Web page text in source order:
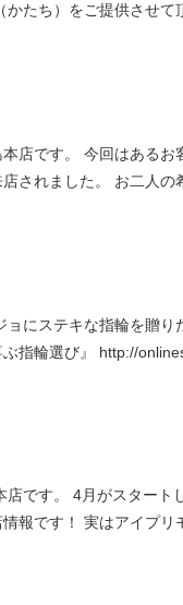
かたち）をご提供させ
店です。 今回はある
されました。 お二人
にステキな指輪を贈
指輪選び』 http://
店です。 4月がスター
報です！ 実はアイプ